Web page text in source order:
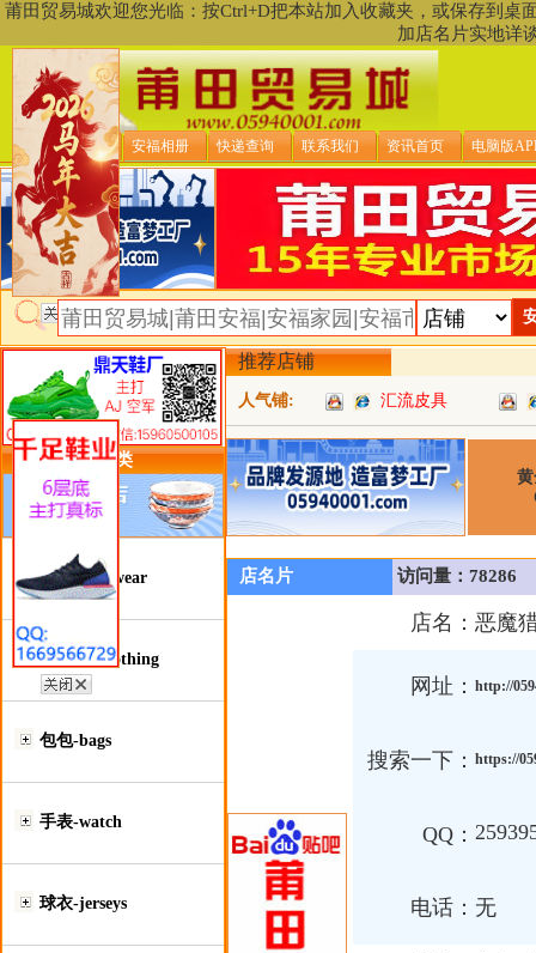
莆田贸易城欢迎您光临：按Ctrl+D把本站加入收藏夹，或保存到
加店名片实地详
贸易城首页 安福相册 快递查询 联系我们 资讯首页 电脑版
类目详细分类
鞋类-Footwear
服装类-Clothing
包包-bags
手表-watch
球衣-jerseys
推荐店铺
人气铺: 汇流皮具
店名片 访问量：78286
店名： 恶魔
网址： http://
搜索一下： https://
QQ：
电话： 无